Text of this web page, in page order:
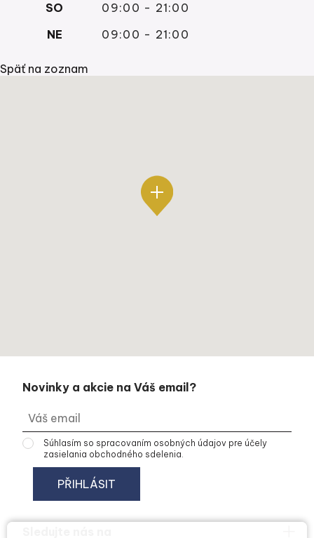
SO
09:00 - 21:00
NE
09:00 - 21:00
Späť na zoznam
Novinky a akcie na Váš email?
Súhlasím so spracovaním osobných údajov pre účely
zasielania obchodného sdelenia.